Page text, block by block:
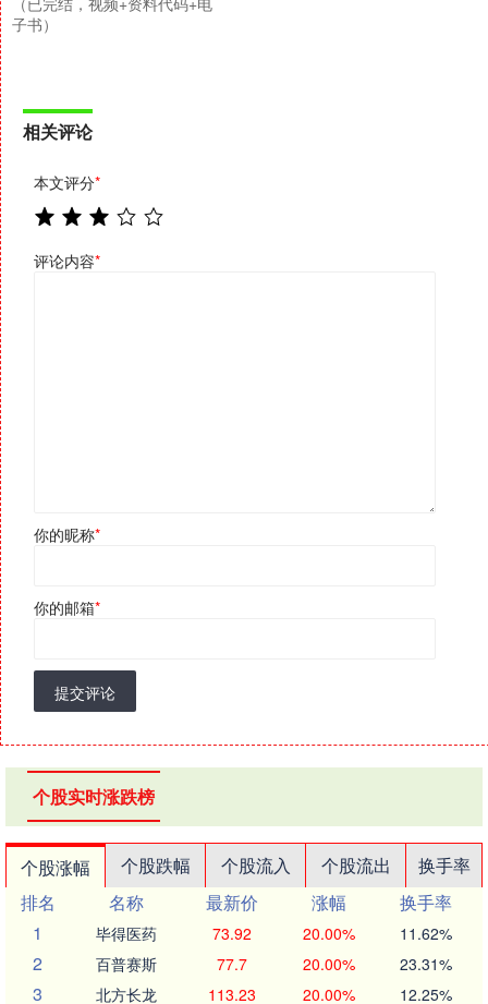
子书）
相关评论
本文评分*
评论内容*
你的昵称*
你的邮箱*
提交评论
个股实时涨跌榜
个股涨幅 个股跌幅 个股流入 个股流出
换手率
排名
名称 最新价 涨幅
换手率
1
毕得医药 73.92 20.00% 11.62%
2 百普赛斯 77.7 20.00% 23.31%
3 北方长龙 113.23 20.00% 12.25%